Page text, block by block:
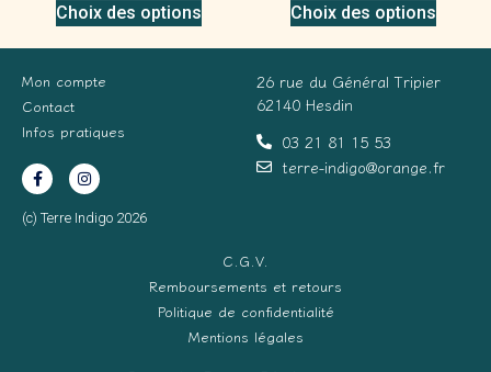
Choix des options Choix des options
Mon compte
Contact
Infos pratiques
(c) Terre Indigo 2026
26 rue du Général Tripier
62140 Hesdin
03 21 81 15 53
terre-indigo@orange.fr
C.G.V.
Remboursements et retours
Politique de confidentialité
Mentions légales